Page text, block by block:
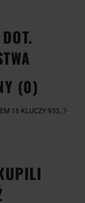
(0)
16 KLUCZY 933, 7-